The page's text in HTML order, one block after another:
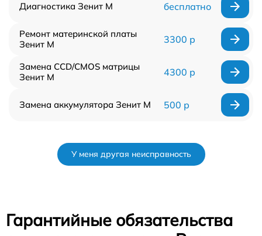
Диагностика Зенит M бесплатно
Ремонт материнской платы
Зенит M
3300 р
Замена CCD/CMOS матрицы
Зенит M
4300 р
Замена аккумулятора Зенит M 500 р
У меня другая неисправность
Гарантийные обязательства